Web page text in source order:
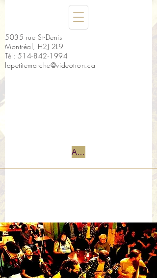
5035 rue St-Denis
Montréal, H2J 2L9
Tél: 514-842-1994
lapetitemarche@videotron.ca
Accueil